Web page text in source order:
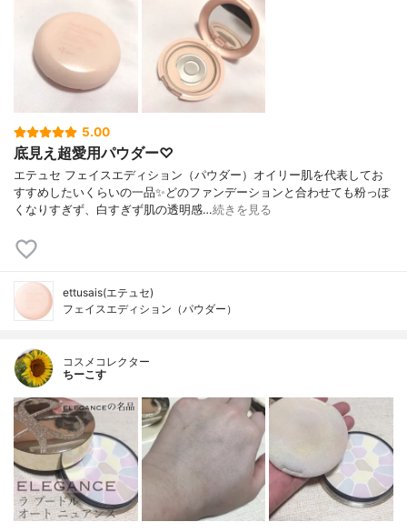
5.00
底見え超愛用パウダー♡
エテュセ フェイスエディション（パウダー）オイリー肌を代表してお
すすめしたいくらいの一品✨どのファンデーションと合わせても粉っぽ
くなりすぎず、白すぎず肌の透明感…続きを見る
ettusais(エテュセ)
フェイスエディション（パウダー）
コスメコレクター
ちーこす